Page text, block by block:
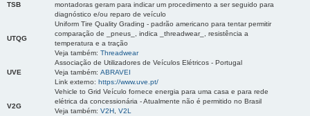
TSB
montadoras geram para indicar um procedimento a ser seguido para
diagnóstico e/ou reparo de veículo
UTQG
Uniform Tire Quality Grading - padrão americano para tentar permitir
comparação de _pneus_, indica _threadwear_, resistência a
temperatura e a tração
Veja também: Threadwear
UVE
Associação de Utilizadores de Veículos Elétricos - Portugal
Veja também: ABRAVEI
Link externo: https://www.uve.pt/
V2G
Vehicle to Grid Veículo fornece energia para uma casa e para rede
elétrica da concessionária - Atualmente não é permitido no Brasil
Veja também: V2H V2L